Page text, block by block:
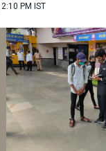
PM IST